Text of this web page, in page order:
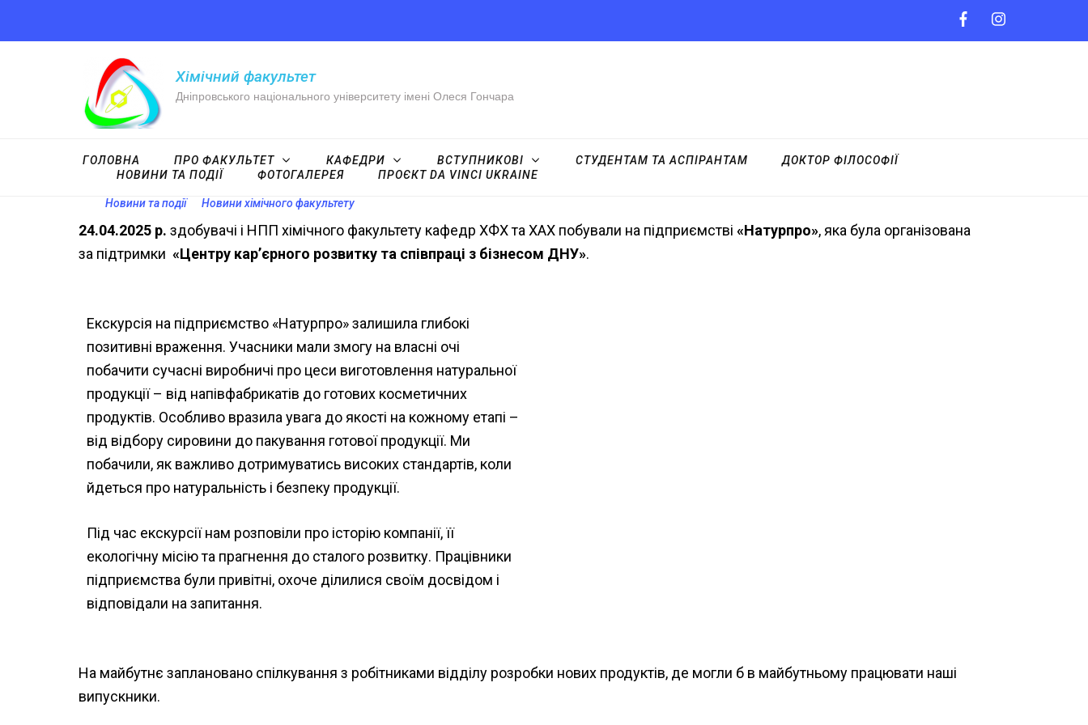
Хімічний факультет
Дніпровського національного університету імені Олеся Гончара
ГОЛОВНА ПРО ФАКУЛЬТЕТ КАФЕДРИ ВСТУПНИКОВІ СТУДЕНТАМ ТА АСПІРАНТАМ
ДОКТОР ФІЛОСОФІЇ
НОВИНИ ТА ПОДІЇ
ФОТОГАЛЕРЕЯ ПРОЄКТ DA VINCI UKRAINE
Новини та події Новини хімічного факультету
24.04.2025 р. здобувачі і НПП хімічного факультету кафедр ХФХ та ХАХ побували на підприємстві «Натурпро», яка була організована
за підтримки «Центру кар’єрного розвитку та співпраці з бізнесом ДНУ».
Екскурсія на підприємство «Натурпро» залишила глибокі
позитивні враження. Учасники мали змогу на власні очі
побачити сучасні виробничі про цеси виготовлення натуральної
продукції – від напівфабрикатів до готових косметичних
продуктів. Особливо вразила увага до якості на кожному етапі –
від відбору сировини до пакування готової продукції. Ми
побачили, як важливо дотримуватись високих стандартів, коли
йдеться про натуральність і безпеку продукції.
Під час екскурсії нам розповіли про історію компанії, її
екологічну місію та прагнення до сталого розвитку. Працівники
підприємства були привітні, охоче ділилися своїм досвідом і
відповідали на запитання.
На майбутнє заплановано спілкування з робітниками відділу розробки нових продуктів, де могли б в майбутньому працювати наші
випускники.